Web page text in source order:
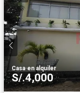
Casa·en alquiler
S/.4,000